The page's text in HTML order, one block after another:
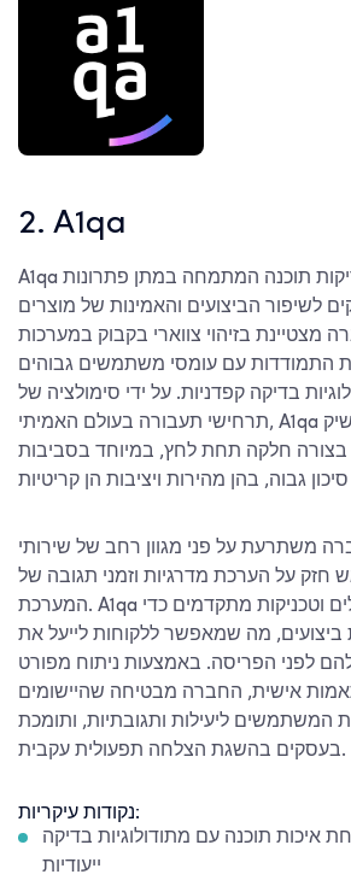
2. A1qa
A1qa היא חברת בדיקות תוכנה המתמחה במתן פתרונות
לשיפור הביצועים והאמינות של מוצרים
מצטיינת בזיהוי צווארי בקבוק במערכות
התמודדות עם עומסי משתמשים גבוהים
בדיקה קפדניות. על ידי סימולציה של
תרחישי תעבורה בעולם האמיתי, A1qa מסייעת לעסקים להשיק
בצורה חלקה תחת לחץ, במיוחד בסביבות
משתרעת על פני מגוון רחב של שירותי
חזק על הערכת מדרגיות וזמני תגובה של
המערכת. A1qa משתמשת בכלים וטכניקות מתקדמים כדי
מה שמאפשר ללקוחות לייעל את
לפני הפריסה. באמצעות ניתוח מפורט
אישית, החברה מבטיחה שהיישומים
המשתמשים ליעילות ותגובתיות, ותומכת
בעסקים בהשגת הצלחה תפעולית עקבית.
נקודות עיקריות:
איכות תוכנה עם מתודולוגיות בדיקה